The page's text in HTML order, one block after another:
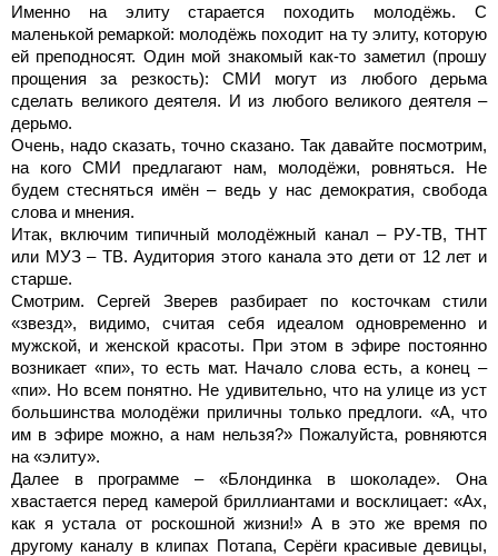
Именно на элиту старается походить молодёжь. С
маленькой ремаркой: молодёжь походит на ту элиту, которую
ей преподносят. Один мой знакомый как-то заметил (прошу
прощения за резкость): СМИ могут из любого дерьма
сделать великого деятеля. И из любого великого деятеля –
дерьмо.
Очень, надо сказать, точно сказано. Так давайте посмотрим,
на кого СМИ предлагают нам, молодёжи, ровняться. Не
будем стесняться имён – ведь у нас демократия, свобода
слова и мнения.
Итак, включим типичный молодёжный канал – РУ-ТВ, ТНТ
или МУЗ – ТВ. Аудитория этого канала это дети от 12 лет и
старше.
Смотрим. Сергей Зверев разбирает по косточкам стили
«звезд», видимо, считая себя идеалом одновременно и
мужской, и женской красоты. При этом в эфире постоянно
возникает «пи», то есть мат. Начало слова есть, а конец –
«пи». Но всем понятно. Не удивительно, что на улице из уст
большинства молодёжи приличны только предлоги. «А, что
им в эфире можно, а нам нельзя?» Пожалуйста, ровняются
на «элиту».
Далее в программе – «Блондинка в шоколаде». Она
хвастается перед камерой бриллиантами и восклицает: «Ах,
как я устала от роскошной жизни!» А в это же время по
другому каналу в клипах Потапа, Серёги красивые девицы,